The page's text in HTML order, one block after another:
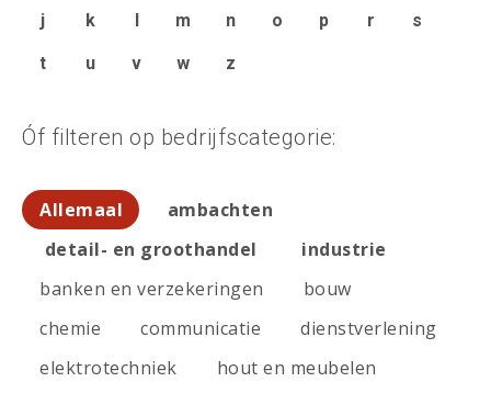
j k l m n o p r s
t u v w z
Óf filteren op bedrijfscategorie:
Allemaal
ambachten
detail- en groothandel
industrie
banken en verzekeringen
bouw
chemie
communicatie
dienstverlening
elektrotechniek
hout en meubelen